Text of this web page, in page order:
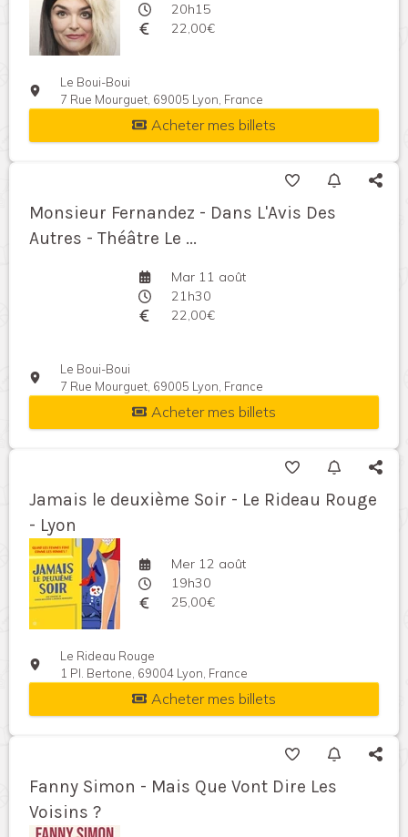
20h15
22,00€
Le Boui-Boui
7 Rue Mourguet, 69005 Lyon, France
Acheter mes billets
Monsieur Fernandez - Dans L'Avis Des
Autres - Théâtre Le ...
Mar 11 août
21h30
22,00€
Le Boui-Boui
7 Rue Mourguet, 69005 Lyon, France
Acheter mes billets
Jamais le deuxième Soir - Le Rideau Rouge
- Lyon
Mer 12 août
19h30
25,00€
Le Rideau Rouge
1 Pl. Bertone, 69004 Lyon, France
Acheter mes billets
Fanny Simon - Mais Que Vont Dire Les
Voisins ?